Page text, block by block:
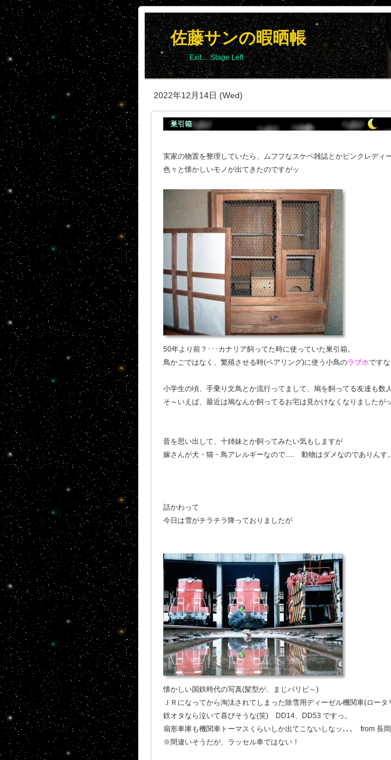
佐藤サンの暇晒帳
Exit.... Stage Left
2022年12月14日 (Wed)
巣引箱
実家の物置を整理していたら、ムフフなスケベ雑誌とかピンクレディ
色々と懐かしいモノが出てきたのですがッ
50年より前？･･･カナリア飼ってた時に使っていた巣引箱。
鳥かごではなく、繁殖させる時(ペアリング)に使う小鳥のラブホです
小学生の頃、手乗り文鳥とか流行ってまして、鳩を飼ってる友達も数
そ～いえば、最近は鳩なんか飼ってるお宅は見かけなくなりましたが
昔を思い出して、十姉妹とか飼ってみたい気もしますが
嫁さんが犬・猫・鳥アレルギーなので..... 動物はダメなのでありんす。
話かわって
今日は雪がチラチラ降っておりましたが
懐かしい国鉄時代の写真(髪型が、まじパリピ～)
ＪＲになってから淘汰されてしまった除雪用ディーゼル機関車(ロータ
鉄オタなら泣いて喜びそうな(笑) DD14、DD53 ですっ。
扇形車庫も機関車トーマスくらいしか出てこないしなッ､､､ from 長
※間違いそうだが、ラッセル車ではない！